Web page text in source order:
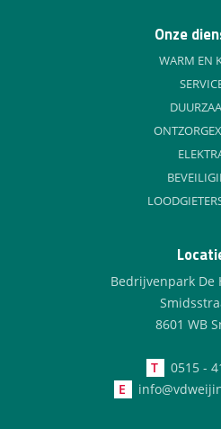
Onze
WARM EN
Bedrijvenpark De
8601 WB
T
0515 -
E